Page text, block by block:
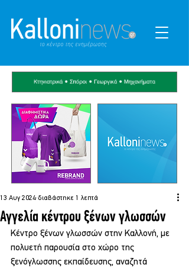
Αγγελία κέντρου ξένων γλωσσών
13 Αυγ 2024 διαβάστηκε 1 λεπτά
Κέντρο ξένων γλωσσών στην Καλλονή, με
πολυετή παρουσία στο χώρο της
ξενόγλωσσης εκπαίδευσης, αναζητά